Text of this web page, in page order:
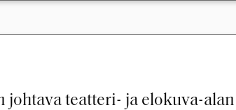
johtava teatteri- ja elokuva-